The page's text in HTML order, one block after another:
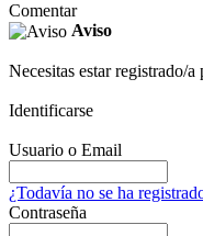
Comentar
Aviso
Necesitas estar registrado/
Identificarse
Usuario o Email
¿Todavía no se ha
Contraseña